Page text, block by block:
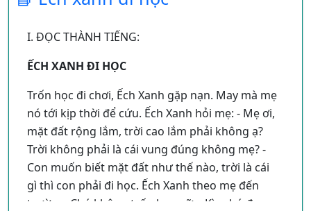
I. ĐỌC THÀNH TIẾNG:
ẾCH XANH ĐI HỌC
Trốn học đi chơi, Ếch Xanh gặp nạn. May mà mẹ
nó tới kịp thời để cứu. Ếch Xanh hỏi mẹ: - Mẹ ơi,
mặt đất rộng lắm, trời cao lắm phải không ạ?
Trời không phải là cái vung đúng không mẹ? -
Con muốn biết mặt đất như thế nào, trời là cái
gì thì con phải đi học. Ếch Xanh theo mẹ đến
trường. Chú không trốn học nữa. Kìa chú đang